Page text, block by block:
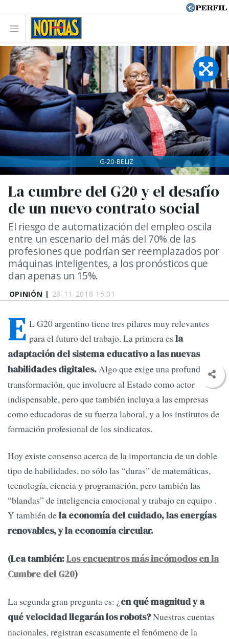
OPINIÓN | 28-11-2018 15:01
La cumbre del G20 y el desafío
de un nuevo contrato social
El riesgo de automatización del empleo oscila
entre un escenario del más del 70% de las
profesiones que podrían ser reemplazados por
máquinas inteligentes, a los pronósticos que
dan apenas un 15%.
G-20-BELIZ
E L G20 argentino tiene tres pilares muy relevantes
para el futuro del trabajo. La primera es la
adaptación del sistema educativo a las nuevas
habilidades digitales.Algo que exige una profunda
transformación, que involucre al Estado como actor
indispensable, pero que también incluya a las empresas
como educadoras de su fuerza laboral, y a los institutos de
formación profesional de los sindicatos.
Hoy existe consenso acerca de la importancia de un doble
tipo de habilidades, no sólo las “duras” de matemáticas,
tecnología, ciencia y programación, pero también las
“blandas” de inteligencia emocional y trabajo en equipo .
Y también dela economía del cuidado, las energías
renovables, y la economía circular.
(Lea también:Los encuentros más incómodos en la
Cumbre del G20)
La segunda gran pregunta es: ¿en qué magnitud y a
qué velocidad llegarán los robots?Nuestras cuentas
nacionales, registran escasamente el fenómeno de la